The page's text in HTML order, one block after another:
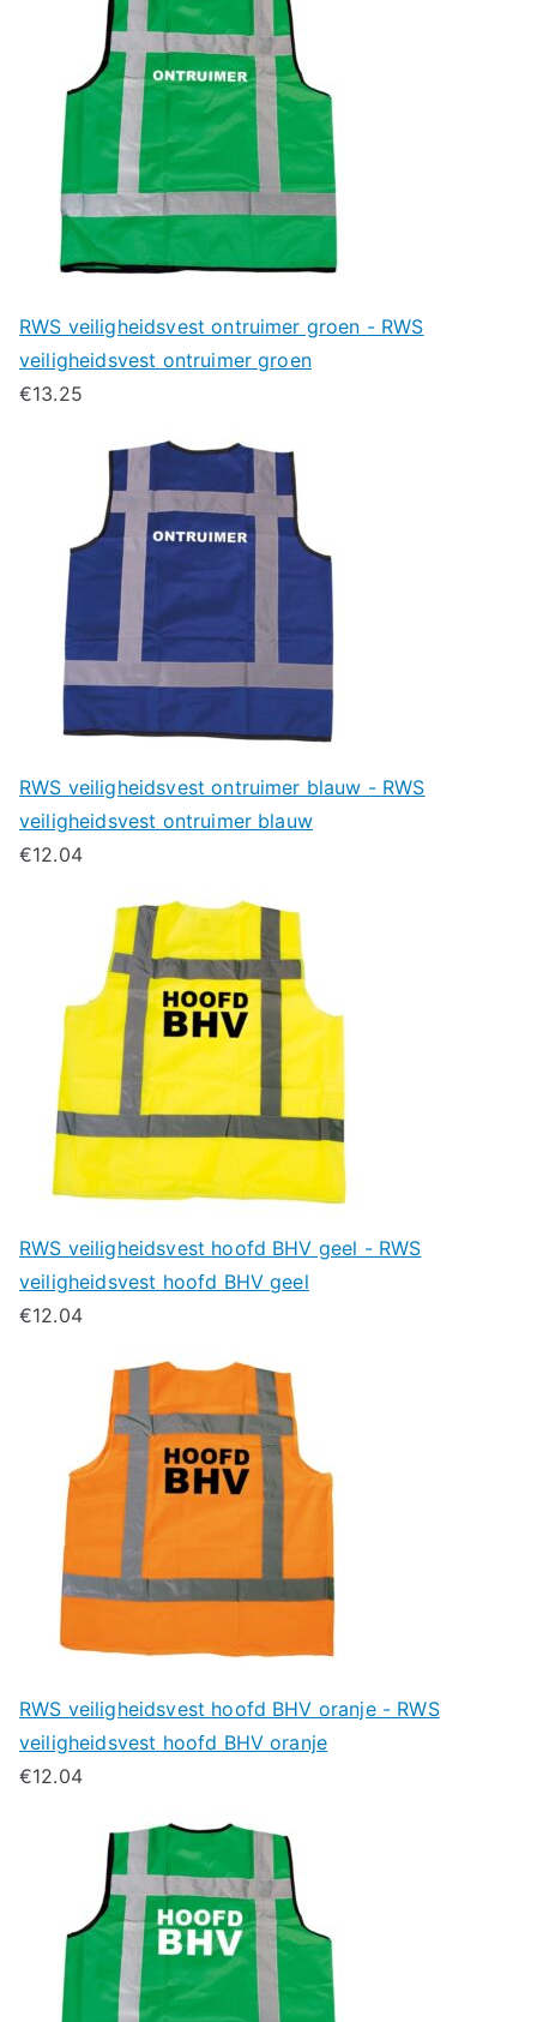
RWS veiligheidsvest ontruimer groen - RWS
veiligheidsvest ontruimer groen
€13.25
RWS veiligheidsvest ontruimer blauw - RWS
veiligheidsvest ontruimer blauw
€12.04
RWS veiligheidsvest hoofd BHV geel - RWS
veiligheidsvest hoofd BHV geel
€12.04
RWS veiligheidsvest hoofd BHV oranje - RWS
veiligheidsvest hoofd BHV oranje
€12.04